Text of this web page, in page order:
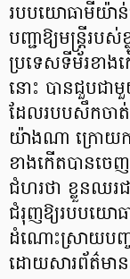
របបយោធាមីយ៉ា
បញ្ជាឱ្យមន្ត្រីរ
ប្រទេសទីម័រខាង
នោះ បានជួបជា
ដែលរបបសឹកចាត់ទុ
យ៉ាងណា ក្រោយក
ខាងកើតបានច
ជំហរថា ខ្លួនឈរ
ជំរុញឱ្យរបបយោធ
ដំណោះស្រាយបញ្ច
ដោយសារព័ត៌មាន